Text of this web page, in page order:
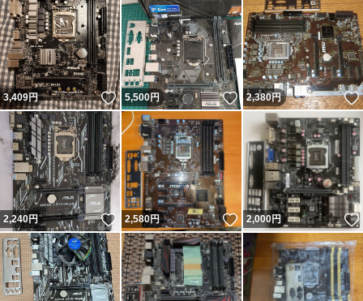
3,409円 いいね！
5,500円 いいね！
2,380円
2,240円 いいね！
2,580円 いいね！
2,000円